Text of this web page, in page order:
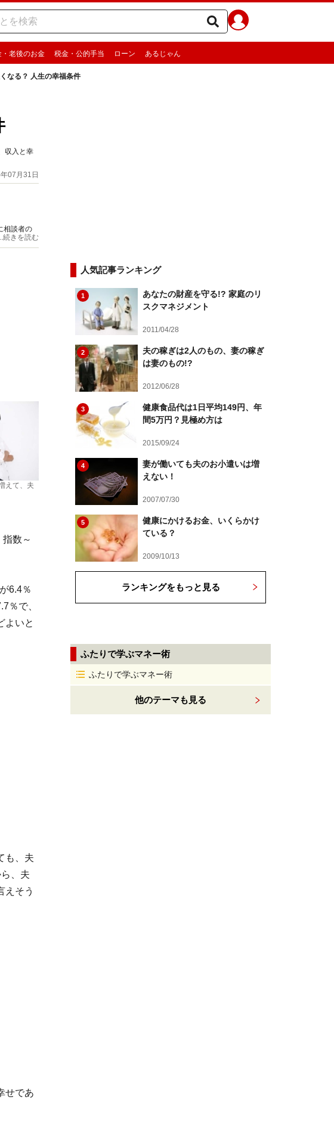
・老後のお金 税金・公的手当 ローン あるじゃん
なる？ 人生の幸福条件
収入と幸
07月31日
相談者の
ン支援も
続きを読む
えて、夫
数～
6.4％
％で、
よいと
も、夫
、夫
えそう
せであ
人気記事ランキング
1
あなたの財産を守る!? 家庭のリ
スクマネジメント
2011/04/28
2
夫の稼ぎは2人のもの、妻の稼ぎ
は妻のもの!?
2012/06/28
3
健康食品代は1日平均149円、年
間5万円？見極め方は
2015/09/24
4
妻が働いても夫のお小遣いは増
えない！
2007/07/30
5
健康にかけるお金、いくらかけ
ている？
2009/10/13
ランキングをもっと見る
ふたりで学ぶマネー術
ふたりで学ぶマネー術
他のテーマも見る